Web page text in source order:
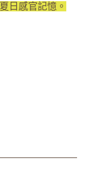
日感官記憶。